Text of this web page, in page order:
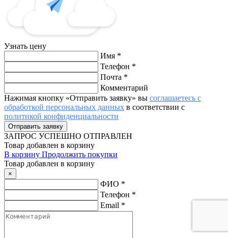
Узнать цену
Имя *
Телефон *
Почта *
Комментарий
Нажимая кнопку «Отправить заявку» вы соглашаетесь с
обработкой персональных данных в соответствии с
политикой конфиденциальности
ЗАПРОС УСПЕШНО ОТПРАВЛЕН
Товар добавлен в корзину
В корзину Продолжить покупки
Товар добавлен в корзину
×
ФИО *
Телефон *
Email *